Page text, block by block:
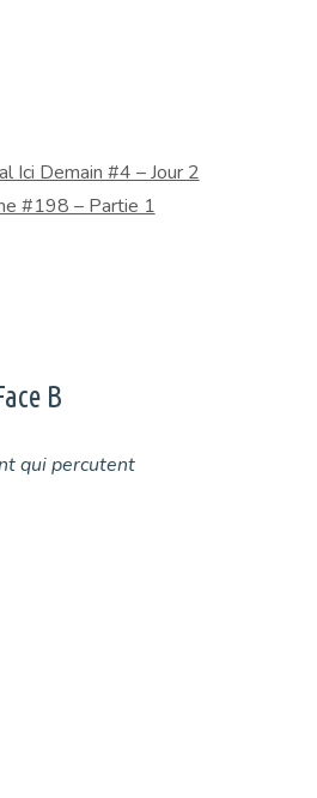
Ici Demain #4 – Jour 2
#198 – Partie 1
B
qui percutent